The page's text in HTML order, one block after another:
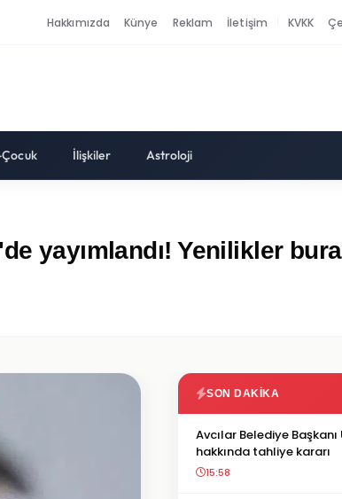
Hakkımızda Künye Reklam İletişim KVKK
İlişkiler Astroloji
yayımlandı! Yenilikler
SON DAKIKA
Avcılar Belediye
hakkında tahliye kararı
15:58